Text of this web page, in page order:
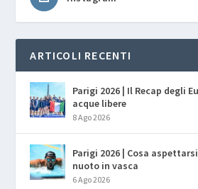
ARTICOLI RECENTI
Parigi 2026 | Il Recap degli
acque libere
8 Ago 2026
Parigi 2026 | Cosa
nuoto in vasca
6 Ago 2026